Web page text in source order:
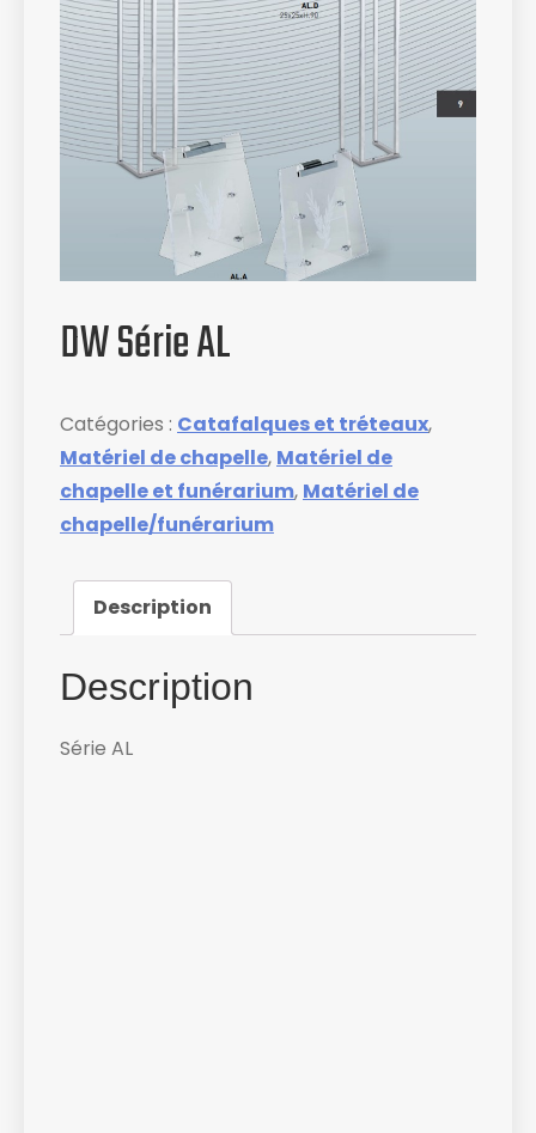
DW Série AL
Catégories : Catafalques et tréteaux,
Matériel de chapelle, Matériel de
chapelle et funérarium, Matériel de
chapelle/funérarium
Description
Description
Série AL